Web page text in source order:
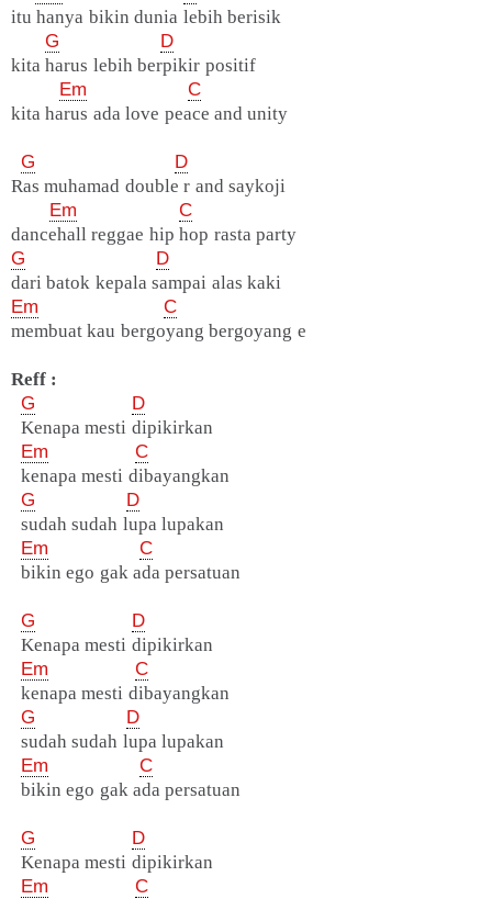
itu hanya bikin dunia lebih berisik
G
D
kita harus lebih berpikir positif
Em
C
kita harus ada love peace and unity
G
D
Ras muhamad double r and saykoji
Em
C
dancehall reggae hip hop rasta party
G
D
dari batok kepala sampai alas kaki
Em
C
membuat kau bergoyang bergoyang e
Reff :
G
D
Kenapa mesti dipikirkan
Em
C
kenapa mesti dibayangkan
G
D
sudah sudah lupa lupakan
Em
C
bikin ego gak ada persatuan
G
D
Kenapa mesti dipikirkan
Em
C
kenapa mesti dibayangkan
G
D
sudah sudah lupa lupakan
Em
C
bikin ego gak ada persatuan
G
D
Kenapa mesti dipikirkan
Em
C